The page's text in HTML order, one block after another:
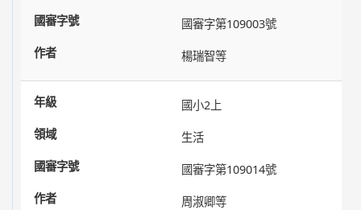
國審字第109003號
楊瑞智等
國小2上
生活
國審字第109014號
周淑卿等